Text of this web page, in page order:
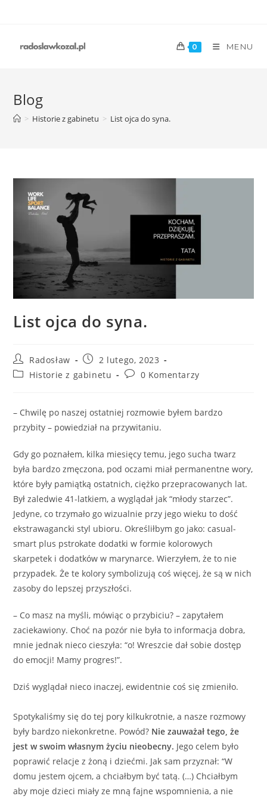
0 MENU
Blog
> Historie z gabinetu > List ojca do syna.
List ojca do syna.
Radosław
2 lutego, 2023
Historie z gabinetu
0 Komentarzy
– Chwilę po naszej ostatniej rozmowie byłem bardzo
przybity – powiedział na przywitaniu.
Gdy go poznałem, kilka miesięcy temu, jego sucha twarz
była bardzo zmęczona, pod oczami miał permanentne wory,
które były pamiątką ostatnich, ciężko przepracowanych lat.
Był zaledwie 41-latkiem, a wyglądał jak “młody starzec”.
Jedyne, co trzymało go wizualnie przy jego wieku to dość
ekstrawagancki styl ubioru. Określiłbym go jako: casual-
smart plus pstrokate dodatki w formie kolorowych
skarpetek i dodatków w marynarce. Wierzyłem, że to nie
przypadek. Że te kolory symbolizują coś więcej, że są w nich
zasoby do lepszej przyszłości.
– Co masz na myśli, mówiąc o przybiciu? – zapytałem
zaciekawiony. Choć na pozór nie była to informacja dobra,
mnie jednak nieco cieszyła: “o! Wreszcie dał sobie dostęp
do emocji! Mamy progres!”.
Dziś wyglądał nieco inaczej, ewidentnie coś się zmieniło.
Spotykaliśmy się do tej pory kilkukrotnie, a nasze rozmowy
były bardzo niekonkretne. Powód? Nie zauważał tego, że
jest w swoim własnym życiu nieobecny. Jego celem było
poprawić relacje z żoną i dziećmi. Jak sam przyznał: “W
domu jestem ojcem, a chciałbym być tatą. (…) Chciałbym
aby moje dzieci miały ze mną fajne wspomnienia, a nie